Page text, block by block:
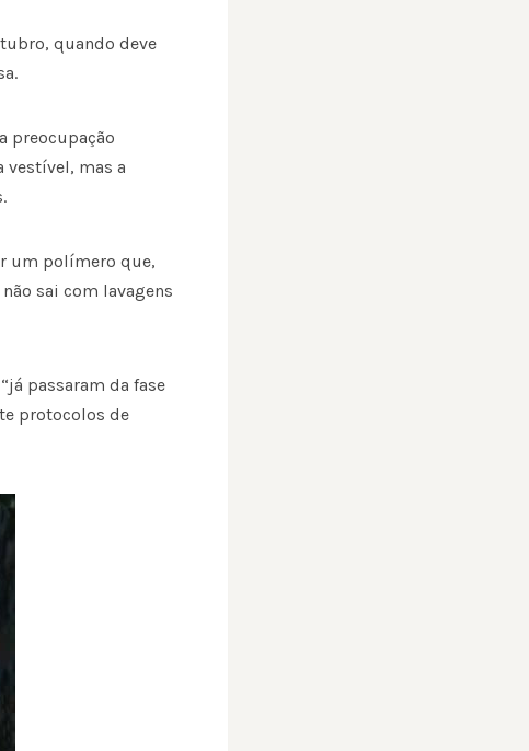
quando deve
preocupação
vestível, mas a
um polímero que,
sai com lavagens
passaram da fase
protocolos de